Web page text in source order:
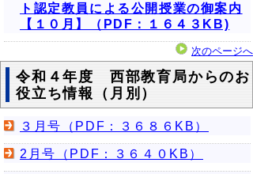
ト認定教員による公開授業の御案内
【１０月】（PDF：１６４３KB)
次のページへ
令和４年度 西部教育局からのお
役立ち情報（月別）
３月号（PDF：３６８６KB）
2月号（PDF：３６４０KB）